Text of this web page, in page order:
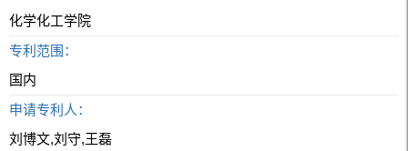
化学化工学院
专利范围：
国内
申请专利人：
刘博文,刘守,王磊